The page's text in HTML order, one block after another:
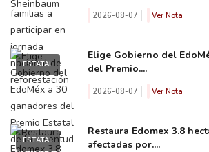
2026-08-07 Ver Nota
ESTATAL
Elige Gobierno del
del Premio....
2026-08-07 Ver Nota
ESTATAL
Restaura Edomex 3.8
afectadas por....